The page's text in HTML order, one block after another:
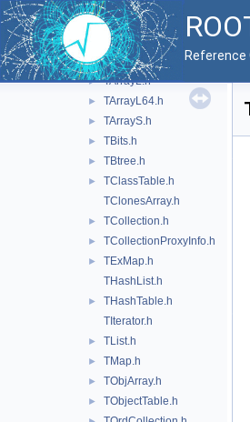
Reference
► TArrayD.h
► TArrayF.h
► TArrayI.h
► TArrayL.h
► TArrayL64.h
► TArrayS.h
► TBits.h
► TBtree.h
►
TClassTable.h
TClonesArray.h
► TCollection.h
► TCollectionProxyInfo.h
►
TExMap.h
THashList.h
►
THashTable.h
TIterator.h
► TList.h
► TMap.h
► TObjArray.h
► TObjectTable.h